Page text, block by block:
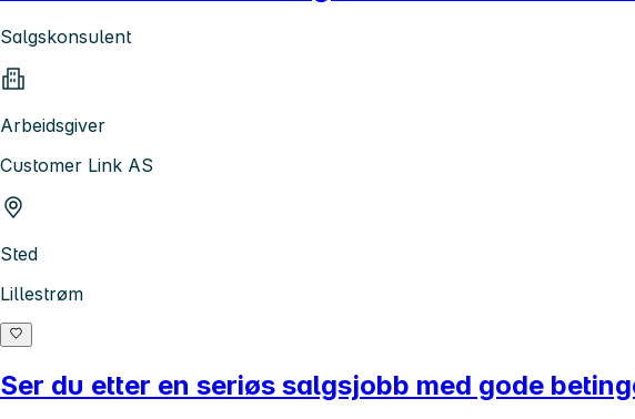
Salgskonsulent
Arbeidsgiver
Customer Link AS
Sted
Lillestrøm
Ser du etter en seriøs salgsjobb med gode